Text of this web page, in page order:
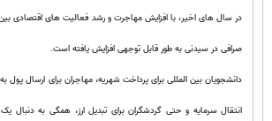
در سال های اخیر، با افزایش مهاجرت و رشد فعالیت های اقتصادی
صرافی در سیدنی به طور قابل توجهی افزایش یافته است.
دانشجویان بین المللی برای پرداخت شهریه، مهاجران برای ارسال پول
انتقال سرمایه و حتی گردشگران برای تبدیل ارز، همگی به دنبال